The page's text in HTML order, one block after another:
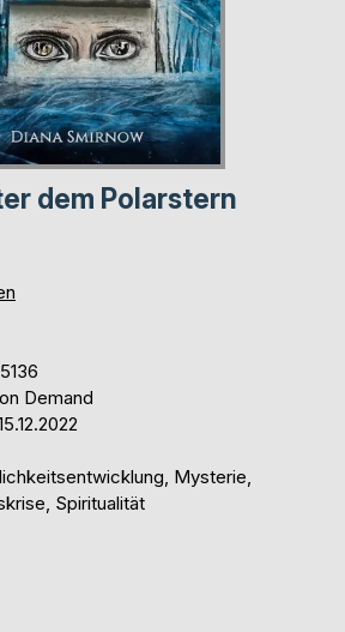
dem Polarstern
Demand
Mysterie,
Spiritualität